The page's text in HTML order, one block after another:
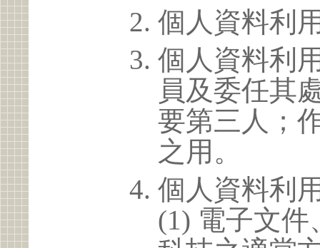
個人資料利
個人資料利
員及委任其
要第三人；
之用。
個人資料利
(1) 電子文